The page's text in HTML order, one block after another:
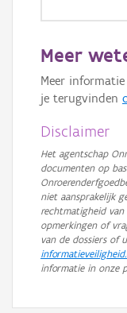
Meer
Meer
je terugvinden
Disclaimer
Het agentschap
documenten op
niet aansprakelijk
rechtmatigheid
opmerkingen of
van de dossiers of
informatie in onze